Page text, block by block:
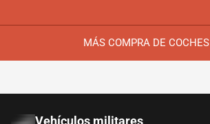
MÁS COMPRA DE COCHES
Vehículos militares